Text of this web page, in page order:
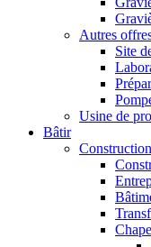
Autres
Site
Usine de
Bâtir